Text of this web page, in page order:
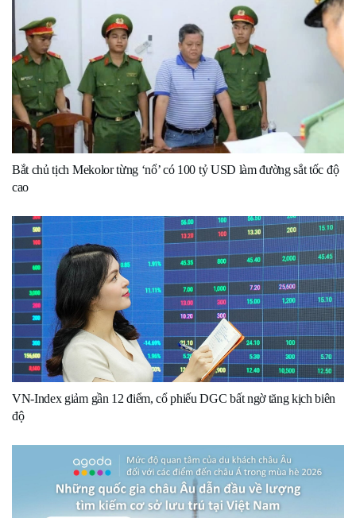
Bắt chủ tịch Mekolor từng ‘nổ’ có 100 tỷ USD làm đường sắt tốc độ
cao
VN-Index giảm gần 12 điểm, cổ phiếu DGC bất ngờ tăng kịch biên
độ